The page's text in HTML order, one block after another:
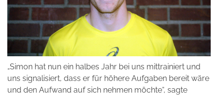
„Simon hat nun ein halbes Jahr bei uns mittrainiert und
uns signalisiert, dass er für höhere Aufgaben bereit wäre
und den Aufwand auf sich nehmen möchte“, sagte